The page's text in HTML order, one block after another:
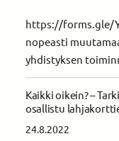
https://forms.gle/
nopeasti
yhdistyksen
Kaikki oikein? –
osallistu
24.8.2022